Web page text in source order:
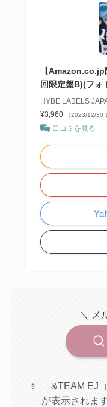
【
回限定盤B)(フォ
HYBE LABELS
¥3,960
（2023/12/30
口コミを見る
＼ メ
「&TEAM EJ
が表示されま